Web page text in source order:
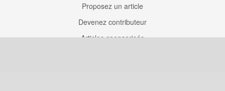
Proposez un article
Devenez contributeur
Articles sponsorisés